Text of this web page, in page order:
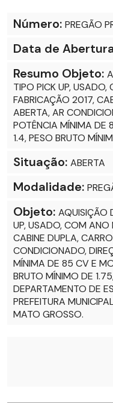
Número: PREGÃO
Data de
Resumo Objeto:
TIPO PICK UP,
FABRICAÇÃO 2017,
ABERTA, AR
POTÊNCIA MÍNIMA DE
1.4, PESO BRUTO
Situação: ABERTA
Modalidade:
Objeto: AQUISIÇÃO
UP, USADO, COM ANO
CABINE DUPLA,
CONDICIONADO,
MÍNIMA DE 85 CV E
BRUTO MÍNIMO DE
DEPARTAMENTO DE
PREFEITURA
MATO GROSSO.